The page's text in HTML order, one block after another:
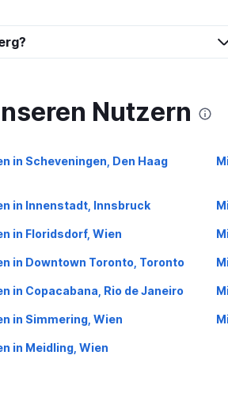
Nutzern
in Scheveningen, Den Haag
in Innenstadt, Innsbruck
in Floridsdorf, Wien
in Downtown Toronto, Toronto
in Copacabana, Rio de Janeiro
in Simmering, Wien
in Meidling, Wien